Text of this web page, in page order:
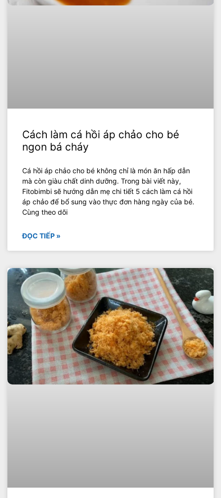
Cách làm cá hồi áp chảo cho bé
ngon bá cháy
Cá hồi áp chảo cho bé không chỉ là món ăn hấp dẫn
mà còn giàu chất dinh dưỡng. Trong bài viết này,
Fitobimbi sẽ hướng dẫn mẹ chi tiết 5 cách làm cá hồi
áp chảo để bổ sung vào thực đơn hàng ngày của bé.
Cùng theo dõi
ĐỌC TIẾP »